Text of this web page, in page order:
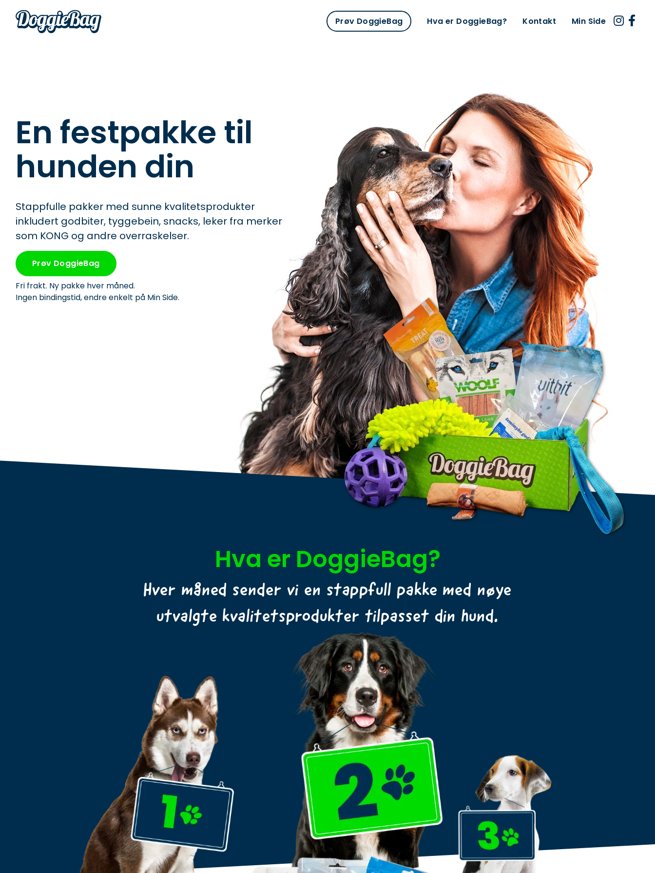
Prøv DoggieBag Hva er DoggieBag? Kontakt Min Side
En festpakke til
hunden din
Stappfulle pakker med sunne kvalitetsprodukter
inkludert godbiter, tyggebein, snacks, leker fra merker
som KONG og andre overraskelser.
Prøv DoggieBag
Fri frakt. Ny pakke hver måned.
Ingen bindingstid, endre enkelt på Min Side.
Hva er DoggieBag?
Hver måned sender vi en stappfull pakke med nøye
utvalgte kvalitetsprodukter tilpasset din hund.